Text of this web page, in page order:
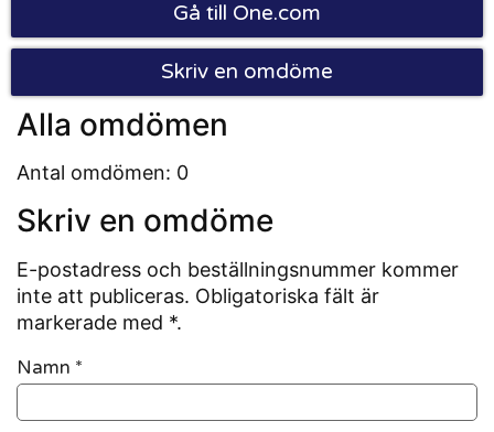
Gå till One.com
Skriv en omdöme
Alla omdömen
Antal omdömen: 0
Skriv en omdöme
E-postadress och beställningsnummer kommer
inte att publiceras. Obligatoriska fält är
markerade med *.
Namn *